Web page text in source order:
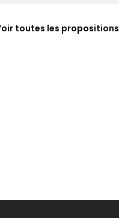
toutes les propositions